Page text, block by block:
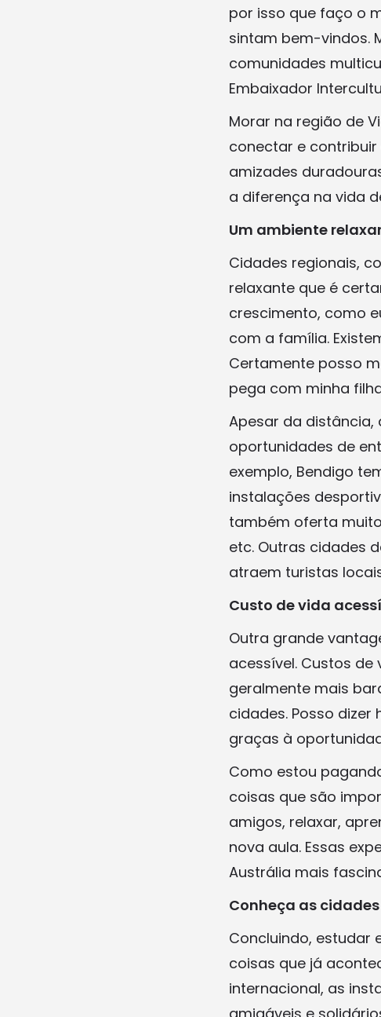
por isso que faço o
sintam bem-vindos.
comunidades
Embaixador
Morar na região de
conectar e
amizades
a diferença na vida
Um ambiente
Cidades regionais,
relaxante que é
crescimento, como
com a família.
Certamente posso
pega com minha
Apesar da
oportunidades de
exemplo, Bendigo
instalações
também oferta
etc. Outras cidades
atraem turistas
Custo de vida
Outra grande
acessível. Custos
geralmente mais
cidades. Posso
graças à
Como estou
coisas que são
amigos, relaxar,
nova aula. Essas
Austrália mais
Conheça as
Concluindo, estudar
coisas que já
internacional, as